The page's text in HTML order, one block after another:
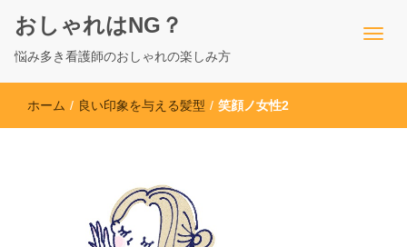
おしゃれはNG？
悩み多き看護師のおしゃれの楽しみ方
ホーム / 良い印象を与える髪型 / 笑顔ノ女性2